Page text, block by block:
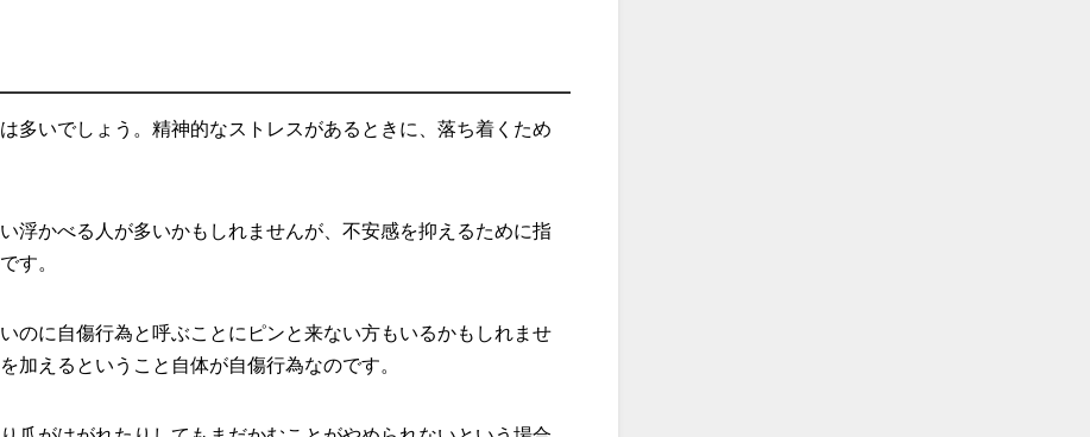
多いでしょう。精神的なストレスがあるときに、落ち着くため
浮かべる人が多いかもしれませんが、不安感を抑えるために指
す。
のに自傷行為と呼ぶことにピンと来ない方もいるかもしれませ
加えるということ自体が自傷行為なのです。